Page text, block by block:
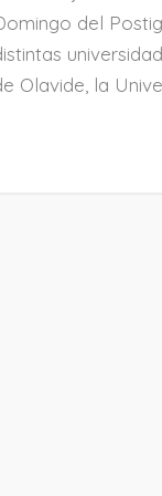
del
Olavide, la